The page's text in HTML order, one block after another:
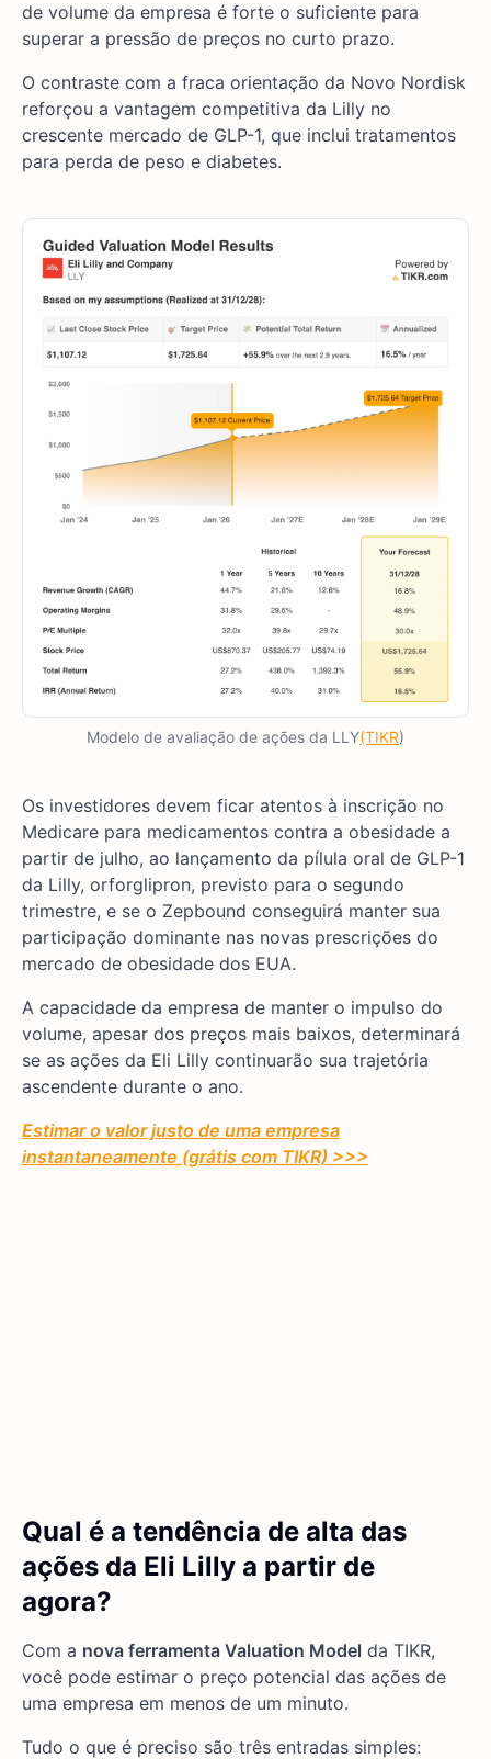
de volume da empresa é forte o suficiente para
superar a pressão de preços no curto prazo.
O contraste com a fraca orientação da Novo Nordisk
reforçou a vantagem competitiva da Lilly no
crescente mercado de GLP-1, que inclui tratamentos
para perda de peso e diabetes.
Modelo de avaliação de ações da LLY(TIKR)
Os investidores devem ficar atentos à inscrição no
Medicare para medicamentos contra a obesidade a
partir de julho, ao lançamento da pílula oral de GLP-1
da Lilly, orforglipron, previsto para o segundo
trimestre, e se o Zepbound conseguirá manter sua
participação dominante nas novas prescrições do
mercado de obesidade dos EUA.
A capacidade da empresa de manter o impulso do
volume, apesar dos preços mais baixos, determinará
se as ações da Eli Lilly continuarão sua trajetória
ascendente durante o ano.
Estimar o valor justo de uma empresa
instantaneamente (grátis com TIKR) >>>
Qual é a tendência de alta das
ações da Eli Lilly a partir de
agora?
Com a nova ferramenta Valuation Model da TIKR,
você pode estimar o preço potencial das ações de
uma empresa em menos de um minuto.
Tudo o que é preciso são três entradas simples: